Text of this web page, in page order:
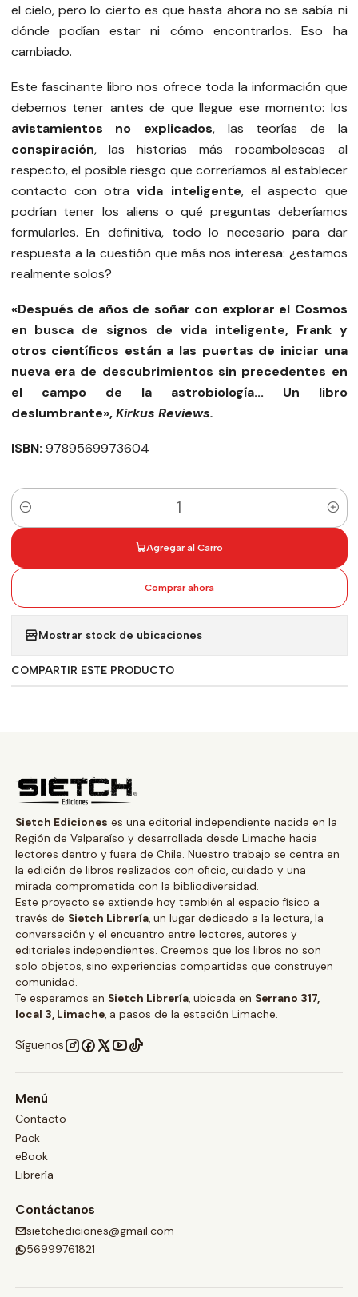
el cielo, pero lo cierto es que hasta ahora no se sabía ni
dónde podían estar ni cómo encontrarlos. Eso ha
cambiado.
Este fascinante libro nos ofrece toda la información que
debemos tener antes de que llegue ese momento: los
avistamientos no explicados, las teorías de la
conspiración, las historias más rocambolescas al
respecto, el posible riesgo que correríamos al establecer
contacto con otravida inteligente, el aspecto que
podrían tener los aliens o qué preguntas deberíamos
formularles. En definitiva, todo lo necesario para dar
respuesta a la cuestión que más nos interesa: ¿estamos
realmente solos?
«Después de años de soñar con explorar el Cosmos
en busca de signos de vida inteligente, Frank y
otros científicos están a las puertas de iniciar una
nueva era de descubrimientos sin precedentes en
el campo de la astrobiología... Un libro
deslumbrante»,Kirkus Reviews.
ISBN: 9789569973604
Cantidad
Agregar al Carro
Comprar ahora
Mostrar stock de ubicaciones
COMPARTIR ESTE PRODUCTO
Sietch Ediciones es una editorial independiente nacida en la
Región de Valparaíso y desarrollada desde Limache hacia
lectores dentro y fuera de Chile. Nuestro trabajo se centra en
la edición de libros realizados con oficio, cuidado y una
mirada comprometida con la bibliodiversidad.
Este proyecto se extiende hoy también al espacio físico a
través de Sietch Librería, un lugar dedicado a la lectura, la
conversación y el encuentro entre lectores, autores y
editoriales independientes. Creemos que los libros no son
solo objetos, sino experiencias compartidas que construyen
comunidad.
Te esperamos en Sietch Librería, ubicada en Serrano 317,
local 3, Limache, a pasos de la estación Limache.
Síguenos
Menú
Contacto
Pack
eBook
Librería
Contáctanos
sietchediciones@gmail.com
56999761821